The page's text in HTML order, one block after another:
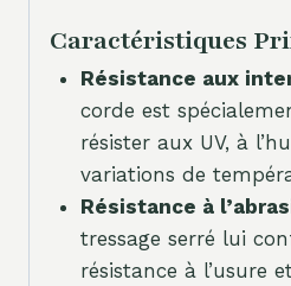
Caractéristiques
Résistance aux
corde est
résister aux UV, à
variations de
Résistance à
tressage serré lui
résistance à l’usure